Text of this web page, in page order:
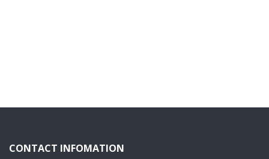
CONTACT INFOMATION